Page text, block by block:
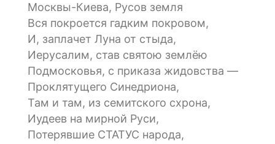
Москвы-Киева, Русов земля
Вся покроется гадким покровом,
И, заплачет Луна от стыда,
Иерусалим, став святою землёю
Подмосковья, с приказа жидовства —
Проклятущего Синедриона,
Там и там, из семитского схрона,
Иудеев на мирной Руси,
Потерявшие СТАТУС народа,